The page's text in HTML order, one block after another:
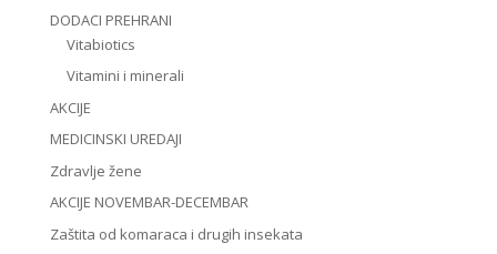
DODACI PREHRANI
Vitabiotics
Vitamini i minerali
AKCIJE
MEDICINSKI UREDAJI
Zdravlje žene
AKCIJE NOVEMBAR-DECEMBAR
Zaštita od komaraca i drugih insekata